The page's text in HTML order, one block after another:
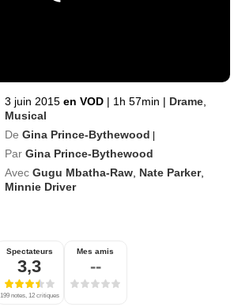
3 juin 2015 en VOD | 1h 57min | Drame
Musical
De Gina Prince-Bythewood |
Par Gina Prince-Bythewood
Avec Gugu Mbatha-Raw Nate Parker,
Minnie Driver
Spectateurs
3,3
199 notes, 12 critiques
Mes amis
--